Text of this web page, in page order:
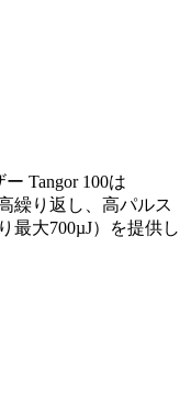
Tangor 100は
繰り返し、高パルス
最大700µJ）を提供し